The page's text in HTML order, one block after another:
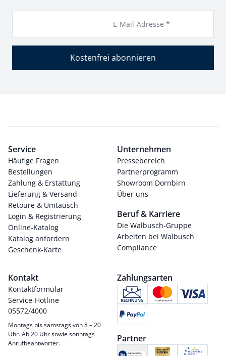
E-Mail-Adresse *
Kostenfrei abonnieren
Service
Häufige Fragen
Bestellungen
Zahlung & Erstattung
Lieferung & Versand
Retoure & Umtausch
Login & Registrierung
Online-Katalog
Katalog anfordern
Geschenk-Karte
Unternehmen
Pressebereich
Partnerprogramm
Showroom Dornbirn
Über uns
Beruf & Karriere
Die Walbusch-Gruppe
Arbeiten bei Walbusch
Compliance
Kontakt
Kontaktformular
Service-Hotline
05572/4000
Montags bis samstags von 8 – 20
Uhr. Ab 20 Uhr sowie sonntags
Anrufbeantworter.
Zahlungsarten
Partner